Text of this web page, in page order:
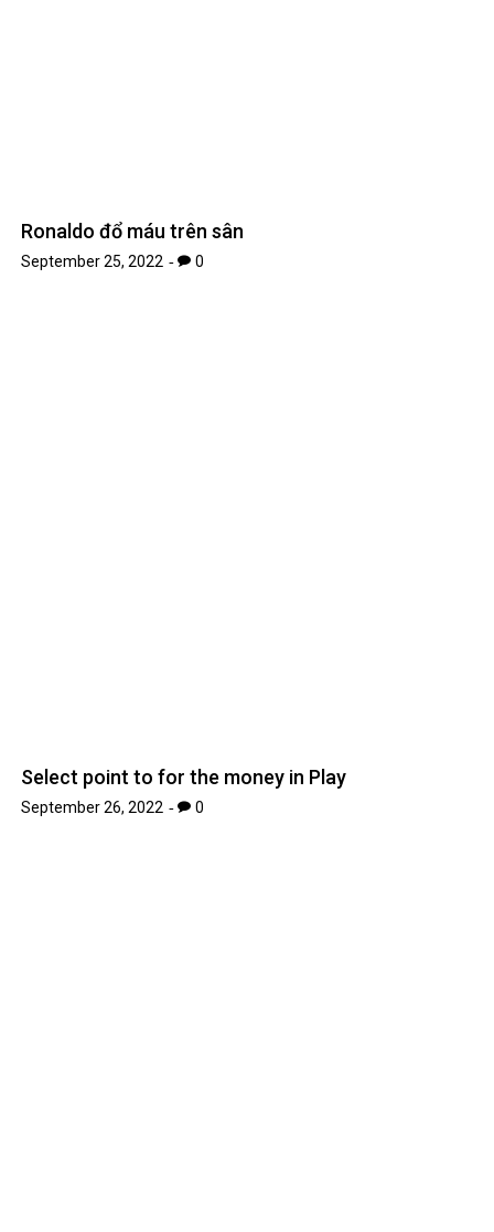
Ronaldo đổ máu trên sân
September 25, 2022 0
Select point to for the money in Play
September 26, 2022 0